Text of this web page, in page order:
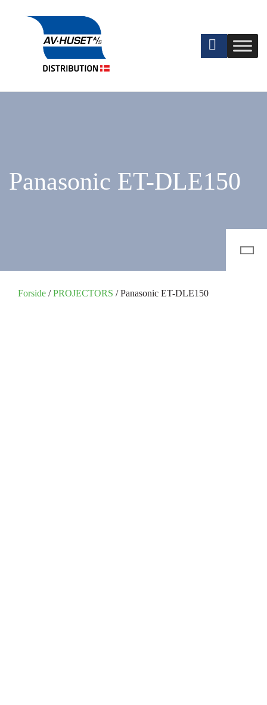
Panasonic ET-DLE150
Forside /PROJECTORS / Panasonic ET-DLE150